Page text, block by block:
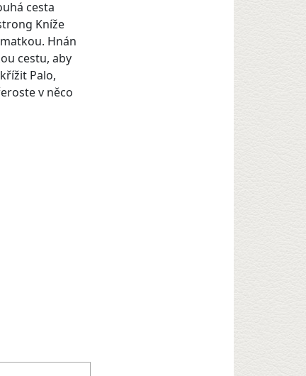
cesta
Kníže
Hnán
cestu, aby
Palo,
v něco